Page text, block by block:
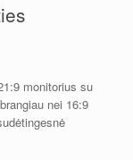
monitorius su
nei 16:9